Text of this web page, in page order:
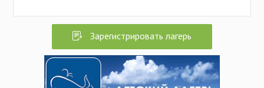
Зарегистрировать лагерь